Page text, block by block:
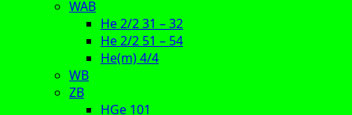
WAB
He 2/2 31 – 32
He 2/2 51 – 54
He(m) 4/4
WB
ZB
HGe 101